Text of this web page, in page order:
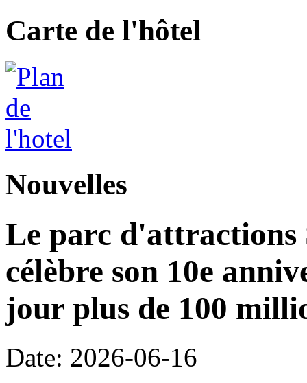
Carte de l'hôtel
Nouvelles
Le parc d'attractions
célèbre son 10e
jour plus de 100
Date: 2026-06-16